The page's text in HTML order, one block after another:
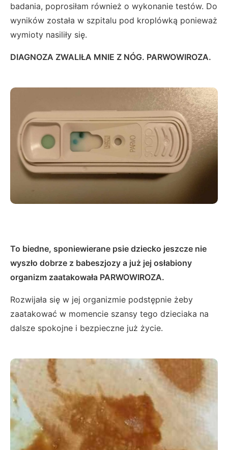
badania, poprosiłam również o wykonanie testów. Do
wyników została w szpitalu pod kroplówką ponieważ
wymioty nasiliły się.
DIAGNOZA ZWALIŁA MNIE Z NÓG. PARWOWIROZA.
To biedne, sponiewierane psie dziecko jeszcze nie
wyszło dobrze z babeszjozy a już jej osłabiony
organizm zaatakowała PARWOWIROZA.
Rozwijała się w jej organizmie podstępnie żeby
zaatakować w momencie szansy tego dzieciaka na
dalsze spokojne i bezpieczne już życie.